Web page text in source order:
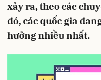
xảy ra, theo các
đó, các quốc gia
hưởng nhiều nhất.